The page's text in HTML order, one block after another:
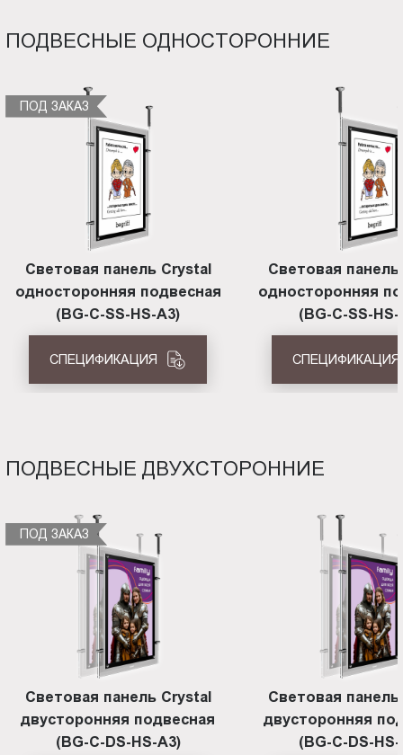
ПОДВЕСНЫЕ ОДНОСТОРОННИЕ
ПОД ЗАКАЗ
Световая панель Crystal
односторонняя подвесная
(BG-C-SS-HS-A3)
СПЕЦИФИКАЦИЯ
Световая панель
односторонняя
(BG-C-SS-HS-
СПЕЦИФИКАЦИЯ
ПОДВЕСНЫЕ ДВУХСТОРОННИЕ
ПОД ЗАКАЗ
Световая панель Crystal
двусторонняя подвесная
(BG-C-DS-HS-A3)
Световая панель
двусторонняя
(BG-C-DS-HS-